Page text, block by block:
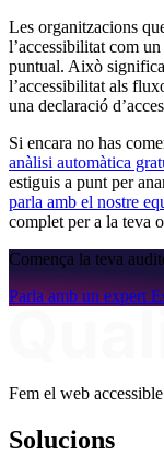
Les organitzacions
l’accessibilitat com
puntual. Això
l’accessibilitat als
una declaració
Si encara no has
anàlisi automàtica
estiguis a punt per
parla amb el nostre
complet per a la teva
Comença la teva
Parla amb un expert
Fem el web
Solucions